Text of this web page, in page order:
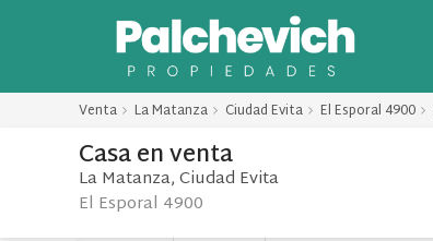
Venta La Matanza Ciudad Evita El Esporal 4900
Casaenventa
La Matanza Ciudad Evita
El Esporal 4900